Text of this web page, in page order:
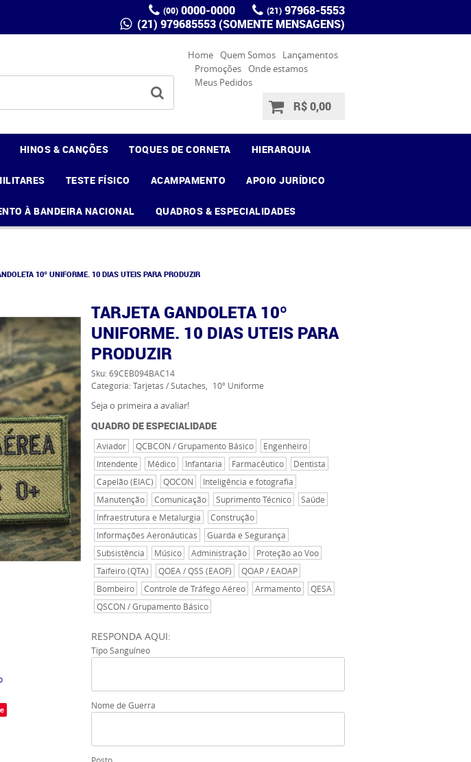
(00) 0000-0000 (21) 97968-5553
(21) 979685553 (SOMENTE MENSAGENS)
Home Quem Somos
Lançamentos
Promoções Onde estamos
Meus Pedidos
R$ 0,00
HINOS & CANÇÕES TOQUES DE CORNETA HIERARQUIA
TESTE FÍSICO ACAMPAMENTO APOIO JURÍDICO
À BANDEIRA NACIONAL QUADROS & ESPECIALIDADES
10º UNIFORME. 10 DIAS UTEIS PARA PRODUZIR
TARJETA GANDOLETA 10º
UNIFORME. 10 DIAS UTEIS PARA
PRODUZIR
Sku:69CEB094BAC14
Categoria: Tarjetas / Sutaches 10º Uniforme
Seja o primeira a avaliar!
QUADRO DE ESPECIALIDADE
Aviador QCBCON / Grupamento Básico
Engenheiro
Intendente
Médico Infantaria Farmacêutico
Dentista
Capelão (EIAC)
QOCON
Inteligência e fotografia
Manutenção
Comunicação Suprimento Técnico
Saúde
Infraestrutura e Metalurgia
Construção
Informações Aeronáuticas
Guarda e Segurança
Subsistência
Músico Administração
Proteção ao Voo
Taifeiro (QTA)
QOEA / QSS (EAOF)
QOAP / EAOAP
Bombeiro
Controle de Tráfego Aéreo Armamento
QESA
QSCON / Grupamento Básico
RESPONDA AQUI:
Tipo Sanguíneo
Nome de Guerra